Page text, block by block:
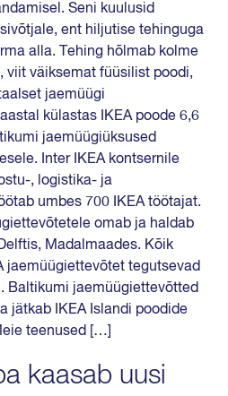
Seni kuulusid
ent hiljutise tehinguga
alla. Tehing hõlmab kolme
viit väiksemat füüsilist poodi,
jaemüügi
külastas IKEA poode 6,6
jaemüügiüksused
Inter IKEA kontsernile
, logistika- ja
umbes 700 IKEA töötajat.
omab ja haldab
Madalmaades. Kõik
jaemüügiettevõtet tegutsevad
Baltikumi jaemüügiettevõtted
jätkab IKEA Islandi poodide
teenused […]
kaasab uusi